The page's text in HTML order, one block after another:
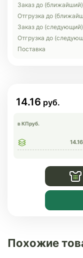
Заказ до (ближайший)
Отгрузка до
Заказ до (следующий)
Отгрузка до
Поставка
14.16
в КПруб.
14.16
Похожие